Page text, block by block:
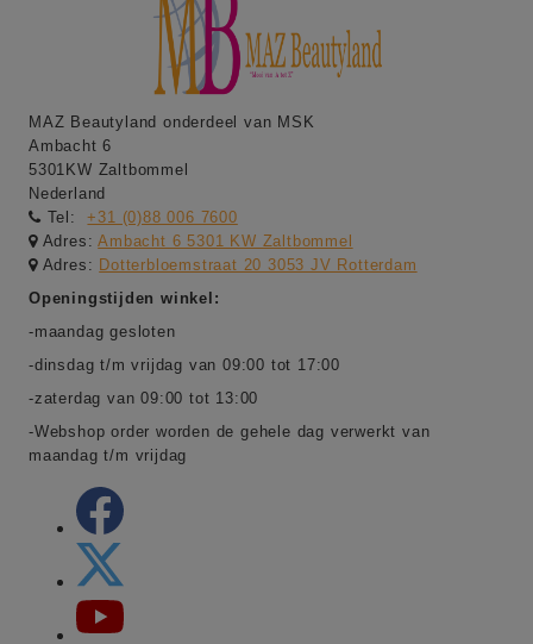
MAZ Beautyland onderdeel van MSK
Ambacht 6
5301KW Zaltbommel
Nederland
Tel:
+31 (0)88 006 7600
Adres:Ambacht 6 5301 KW Zaltbommel
Adres: Dotterbloemstraat 20 3053 JV Rotterdam
Openingstijden winkel:
-maandag gesloten
-dinsdag t/m vrijdag van 09:00 tot 17:00
-zaterdag van 09:00 tot 13:00
-Webshop order worden de gehele dag verwerkt van
maandag t/m vrijdag